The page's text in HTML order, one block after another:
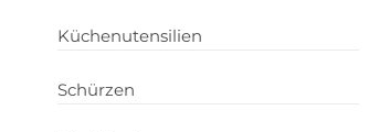
Küchenutensilien
Schürzen